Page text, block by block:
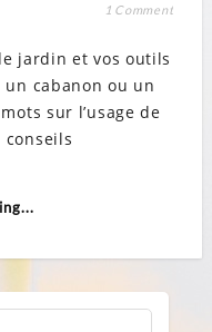
1 Comment
jardin et vos outils
cabanon ou un
sur l’usage de